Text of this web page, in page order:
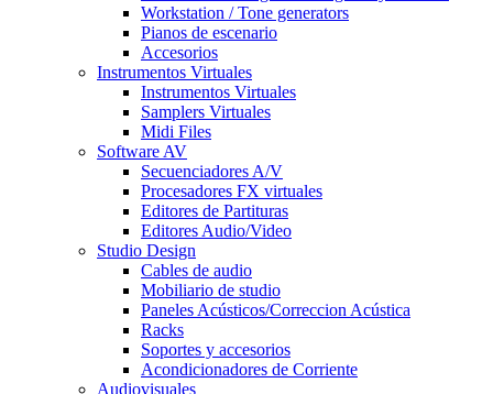
Workstation / Tone generators
Pianos de escenario
Accesorios
Instrumentos Virtuales
Instrumentos Virtuales
Samplers Virtuales
Midi Files
Software AV
Secuenciadores A/V
Procesadores FX virtuales
Editores de Partituras
Editores Audio/Video
Studio Design
Cables de audio
Mobiliario de studio
Paneles Acústicos/Correccion Acústica
Racks
Soportes y accesorios
Acondicionadores de Corriente
Audiovisuales